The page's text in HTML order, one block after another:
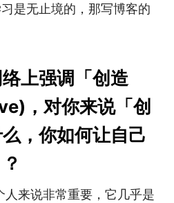
是无止境的，那写博客的
上强调「创造
，对你来说「创
，你如何让自己
来说非常重要，它几乎是